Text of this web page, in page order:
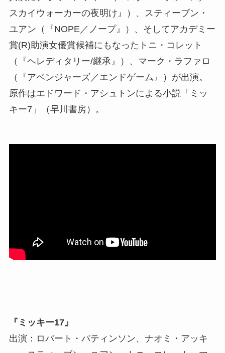
スカイウォーカーの夜明け』）、スティーブン・
ユアン（『NOPE／ノープ』）、そしてアカデミー
賞(R)助演女優賞候補にもなったトニ・コレット
（『ヘレディタリー/継承』）、マーク・ラファロ
（『アベンジャーズ／エンドゲーム』）が出演。
原作はエドワード・アシュトンによる小説「ミッ
キー7」（早川書房）。
『ミッキー17』
出演：ロバート・パティンソン、ナオミ・アッキ